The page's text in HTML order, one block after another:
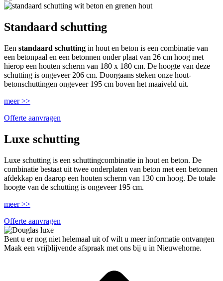
Standaard schutting
Een standaard schutting in hout en beton is een combinatie van
een betonpaal en een betonnen onder plaat van 26 cm hoog met
hierop een houten scherm van 180 x 180 cm. De hoogte van deze
schutting is ongeveer 206 cm. Doorgaans steken onze hout-
betonschuttingen ongeveer 195 cm boven het maaiveld uit.
meer >>
Offerte aanvragen
Luxe schutting
Luxe schutting is een schuttingcombinatie in hout en beton. De
combinatie bestaat uit twee onderplaten van beton met een betonnen
afdekkap en daarop een houten scherm van 130 cm hoog. De totale
hoogte van de schutting is ongeveer 195 cm.
meer >>
Offerte aanvragen
Bent u er nog niet helemaal uit of wilt u meer informatie ontvangen
Maak een vrijblijvende afspraak met ons bij u in Nieuwehorne.